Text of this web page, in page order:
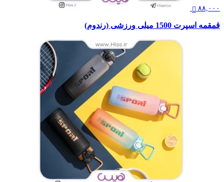
۸۸,۰۰۰
قمقمه اسپرت 1500 میلی ورزشی (رندوم)